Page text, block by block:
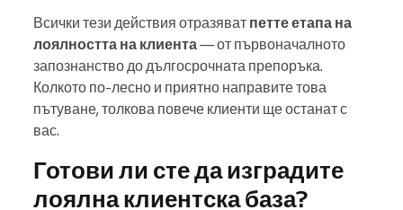
Всички тези действия отразяват петте етапа на
лоялността на клиента— от първоначалното
запознанство до дългосрочната препоръка.
Колкото по-лесно и приятно направите това
пътуване, толкова повече клиенти ще останат с
вас.
Готови ли сте да изградите
лоялна клиентска база?